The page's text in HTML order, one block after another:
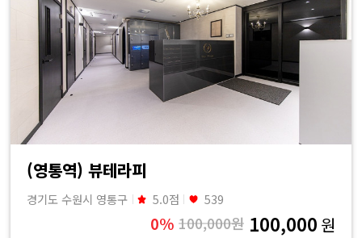
(영통역) 뷰테라피
경기도 수원시 영통구 5.0점 539
0% 100,000원 100,000 원